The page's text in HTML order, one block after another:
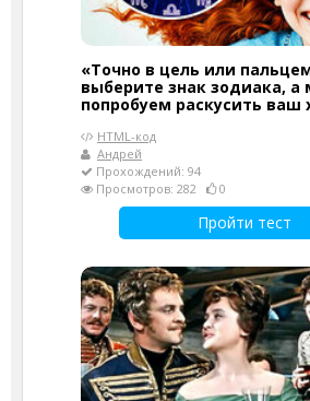
«Точно в цель или
выберите знак зодиака, а
попробуем раскусить ваш
HTML-код
Андрей
Прохождений: 94
Просмотров: 282
0
Пройти тест